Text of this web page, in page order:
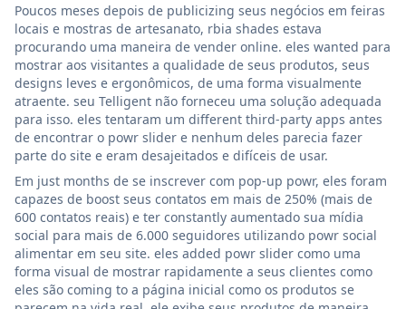
Poucos meses depois de publicizing seus negócios em feiras
locais e mostras de artesanato, rbia shades estava
procurando uma maneira de vender online. eles wanted para
mostrar aos visitantes a qualidade de seus produtos, seus
designs leves e ergonômicos, de uma forma visualmente
atraente. seu Telligent não forneceu uma solução adequada
para isso. eles tentaram um different third-party apps antes
de encontrar o powr slider e nenhum deles parecia fazer
parte do site e eram desajeitados e difíceis de usar.
Em just months de se inscrever com pop-up powr, eles foram
capazes de boost seus contatos em mais de 250% (mais de
600 contatos reais) e ter constantly aumentado sua mídia
social para mais de 6.000 seguidores utilizando powr social
alimentar em seu site. eles added powr slider como uma
forma visual de mostrar rapidamente a seus clientes como
eles são coming to a página inicial como os produtos se